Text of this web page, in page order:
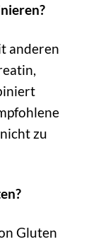
anderen
zu
Gluten